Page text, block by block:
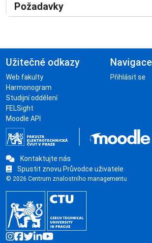
Požadavky
Kontaktujte nás
Spustit znovu Průvodce uživatele
© 2026 Centrum znalostního managementu
Užitečné odkazy
Web fakulty
Harmonogram
Studijní oddělení
FELSight
Moodle API
Navigace
Přihlásit se